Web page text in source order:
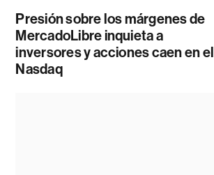
Presión sobre los márgenes de
MercadoLibre inquieta a
inversores y acciones caen en el
Nasdaq